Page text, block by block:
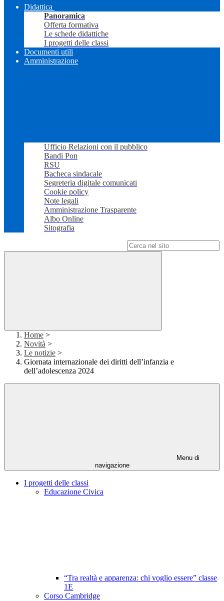
Didattica
Panoramica
Offerta formativa
Le schede didattiche
I progetti delle classi
Documenti utili
Amministrazione
Ufficio Relazioni con il pubblico
Bandi Pon
RSU
Bacheca sindacale
Segreteria digitale comunicati
Cookie policy
Note legali
Amministrazione Trasparente
Albo Online
Sitografia
Home >
Novità >
Le notizie >
Giornata internazionale dei diritti dell’infanzia e
dell’adolescenza 2024
Menu di
navigazione
I progetti delle classi
Educazione Civica
“Tra realtà e apparenza: chi voglio essere” classe
1E
Corso Cambridge